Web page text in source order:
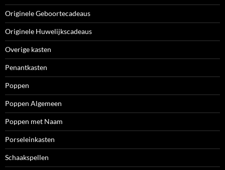
Originele Geboortecadeaus
Originele Huwelijkscadeaus
Overige kasten
Penantkasten
Poppen
Poppen Algemeen
Poppen met Naam
Porseleinkasten
Schaakspellen